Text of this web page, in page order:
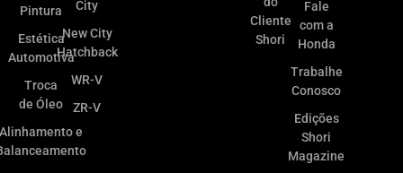
Pintura
Estética
Automotiva
Troca
de Óleo
Alinhamento e
City
New City
Hatchback
WR-V
ZR-V
Cliente
Shori
Fale
com a
Honda
Trabalhe
Conosco
Edições
Shori
Magazine